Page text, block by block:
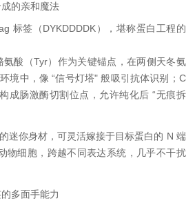
成的亲和魔法
标签（DYKDDDDK），堪称蛋白工程的
氨酸（Tyr）作为关键锚点，在两侧天冬氨
境中，像 “信号灯塔" 般吸引抗体识别；C
成肠激酶切割位点，允许纯化后 “无痕拆
迷你身材，可灵活嫁接于目标蛋白的 N 端
物细胞，跨越不同表达系统，几乎不干扰
多面手能力